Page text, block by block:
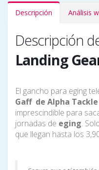
Descripción Análisis
Descripción
Landing
El gancho para eging
Gaff de Alpha Tackle
imprescindible para
jornadas de eging.
que llegan hasta los